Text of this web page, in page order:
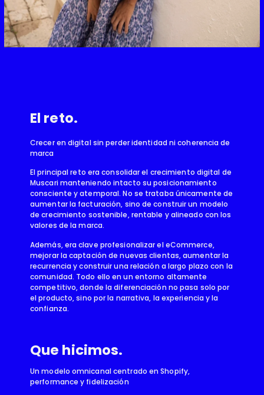
El reto.
Crecer en digital sin perder identidad ni coherencia de
marca
El principal reto era consolidar el crecimiento digital de
Muscari manteniendo intacto su posicionamiento
consciente y atemporal. No se trataba únicamente de
aumentar la facturación, sino de construir un modelo
de crecimiento sostenible, rentable y alineado con los
valores de la marca.
Además, era clave profesionalizar el eCommerce,
mejorar la captación de nuevas clientas, aumentar la
recurrencia y construir una relación a largo plazo con la
comunidad. Todo ello en un entorno altamente
competitivo, donde la diferenciación no pasa solo por
el producto, sino por la narrativa, la experiencia y la
confianza.
Que hicimos.
Un modelo omnicanal centrado en Shopify,
performance y fidelización